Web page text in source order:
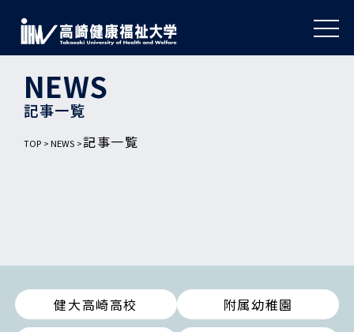
NEWS
記事一覧
TOP NEWS 記事一覧
健大高崎高校
附属幼稚園